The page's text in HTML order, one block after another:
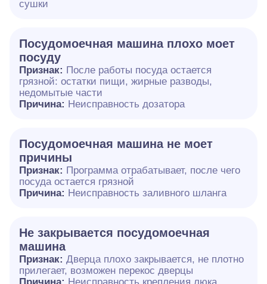
сушки
Посудомоечная машина плохо моет
посуду
Признак: После работы посуда остается
грязной: остатки пищи, жирные разводы,
недомытые части
Причина: Неисправность дозатора
Посудомоечная машина не моет
причины
Признак: Программа отрабатывает, после чего
посуда остается грязной
Причина: Неисправность заливного шланга
Не закрывается посудомоечная
машина
Признак: Дверца плохо закрывается, не плотно
прилегает, возможен перекос дверцы